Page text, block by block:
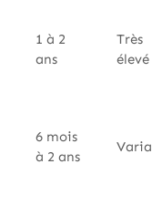
1 à 2
ans
Très
élevé
6 mois
à 2 ans